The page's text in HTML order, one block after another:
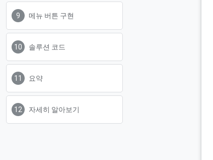
메뉴 버튼 구현
솔루션 코드
요약
자세히 알아보기